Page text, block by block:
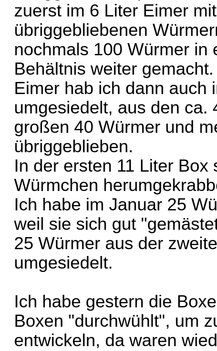
zuerst im 6 Liter Eimer
übriggebliebenen
nochmals 100 Würmer in
Behältnis weiter
Eimer hab ich dann auch
umgesiedelt, aus den ca.
großen 40 Würmer und
übriggeblieben.
In der ersten 11 Liter
Würmchen
Ich habe im Januar 25
weil sie sich gut
25 Würmer aus der
umgesiedelt.
Ich habe gestern die
Boxen "durchwühlt", um
entwickeln, da waren